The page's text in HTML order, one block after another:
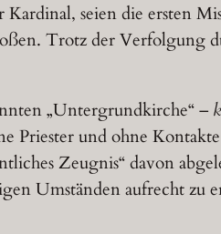
seien die ersten
Trotz der Verfolgung
„Untergrundkirche“ –
Priester und ohne
Zeugnis“ davon
Umständen aufrecht zu